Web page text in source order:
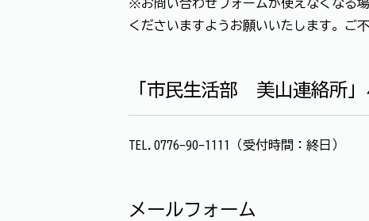
※お問い合わせフォームが使えなくなる
くださいますようお願いいたします。ご
「市民生活部 美山連絡所
TEL.0776-90-1111（受付時間：終日）
メールフォーム